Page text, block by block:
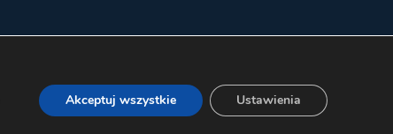
Akceptuj wszystkie Ustawienia